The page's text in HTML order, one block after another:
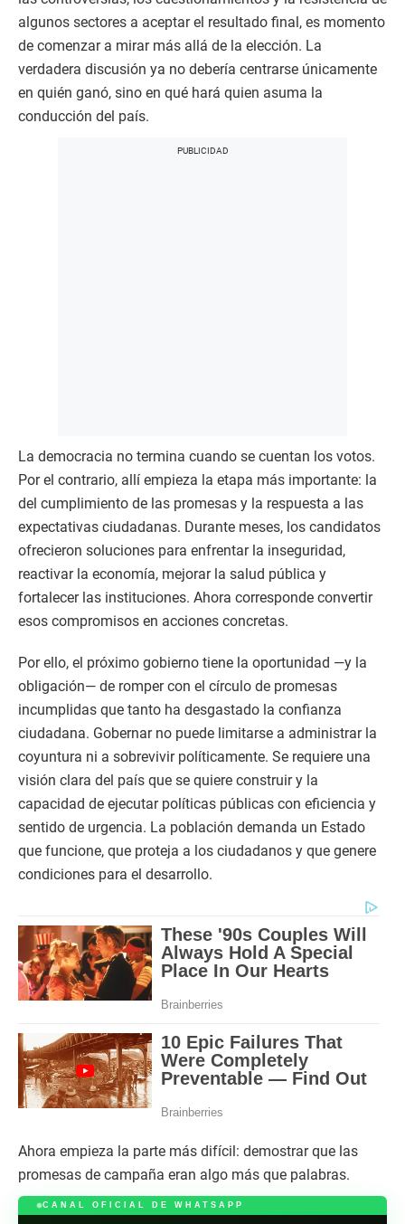
algunos sectores a aceptar el resultado final, es momento
de comenzar a mirar más allá de la elección. La
verdadera discusión ya no debería centrarse únicamente
en quién ganó, sino en qué hará quien asuma la
conducción del país.
La democracia no termina cuando se cuentan los votos.
Por el contrario, allí empieza la etapa más importante: la
del cumplimiento de las promesas y la respuesta a las
expectativas ciudadanas. Durante meses, los candidatos
ofrecieron soluciones para enfrentar la inseguridad,
reactivar la economía, mejorar la salud pública y
fortalecer las instituciones. Ahora corresponde convertir
esos compromisos en acciones concretas.
Por ello, el próximo gobierno tiene la oportunidad —y la
obligación— de romper con el círculo de promesas
incumplidas que tanto ha desgastado la confianza
ciudadana. Gobernar no puede limitarse a administrar la
coyuntura ni a sobrevivir políticamente. Se requiere una
visión clara del país que se quiere construir y la
capacidad de ejecutar políticas públicas con eficiencia y
sentido de urgencia. La población demanda un Estado
que funcione, que proteja a los ciudadanos y que genere
condiciones para el desarrollo.
Ahora empieza la parte más difícil: demostrar que las
promesas de campaña eran algo más que palabras.
CANAL OFICIAL DE WHATSAPP